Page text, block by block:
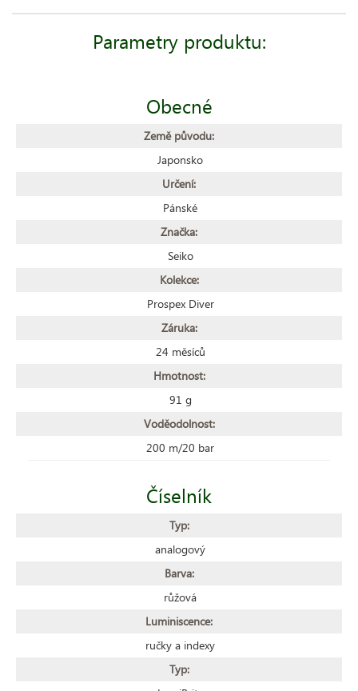
Parametry produktu:
Obecné
Země původu:
Japonsko
Určení:
Pánské
Značka:
Seiko
Kolekce:
Prospex Diver
Záruka:
24 měsíců
Hmotnost:
91 g
Voděodolnost:
200 m/20 bar
Číselník
Typ:
analogový
Barva:
růžová
Luminiscence:
ručky a indexy
Typ: